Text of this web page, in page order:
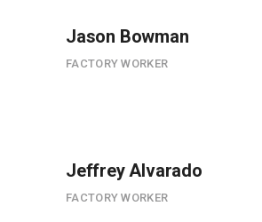
Jason Bowman
FACTORY WORKER
Jeffrey Alvarado
FACTORY WORKER